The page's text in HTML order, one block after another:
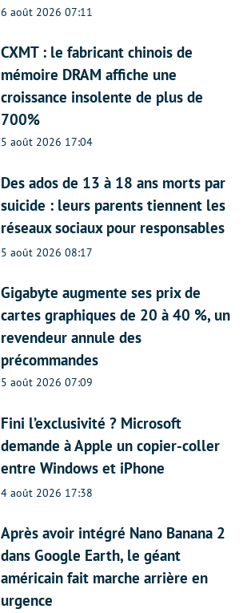
6 août 2026 07:11
CXMT : le fabricant chinois de
mémoire DRAM affiche une
croissance insolente de plus de
700%
5 août 2026 17:04
Des ados de 13 à 18 ans morts par
suicide : leurs parents tiennent les
réseaux sociaux pour responsables
5 août 2026 08:17
Gigabyte augmente ses prix de
cartes graphiques de 20 à 40 %, un
revendeur annule des
précommandes
5 août 2026 07:09
Fini l’exclusivité ? Microsoft
demande à Apple un copier-coller
entre Windows et iPhone
4 août 2026 17:38
Après avoir intégré Nano Banana 2
dans Google Earth, le géant
américain fait marche arrière en
urgence